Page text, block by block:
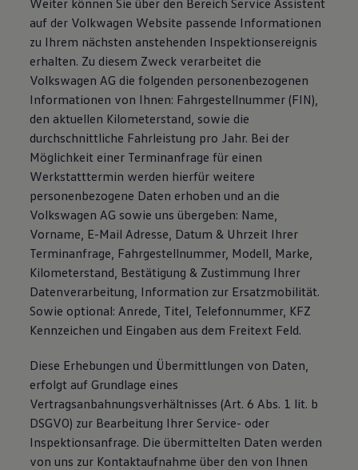
Weiter können Sie über den Bereich Service Assistent
auf der Volkwagen Website passende Informationen
zu Ihrem nächsten anstehenden Inspektionsereignis
erhalten. Zu diesem Zweck verarbeitet die
Volkswagen AG die folgenden personenbezogenen
Informationen von Ihnen: Fahrgestellnummer (FIN),
den aktuellen Kilometerstand, sowie die
durchschnittliche Fahrleistung pro Jahr. Bei der
Möglichkeit einer Terminanfrage für einen
Werkstatttermin werden hierfür weitere
personenbezogene Daten erhoben und an die
Volkswagen AG sowie uns übergeben: Name,
Vorname, E-Mail Adresse, Datum & Uhrzeit Ihrer
Terminanfrage, Fahrgestellnummer, Modell, Marke,
Kilometerstand, Bestätigung & Zustimmung Ihrer
Datenverarbeitung, Information zur Ersatzmobilität.
Sowie optional: Anrede, Titel, Telefonnummer, KFZ
Kennzeichen und Eingaben aus dem Freitext Feld.
Diese Erhebungen und Übermittlungen von Daten,
erfolgt auf Grundlage eines
Vertragsanbahnungsverhältnisses (Art. 6 Abs. 1 lit. b
DSGVO) zur Bearbeitung Ihrer Service- oder
Inspektionsanfrage. Die übermittelten Daten werden
von uns zur Kontaktaufnahme über den von Ihnen